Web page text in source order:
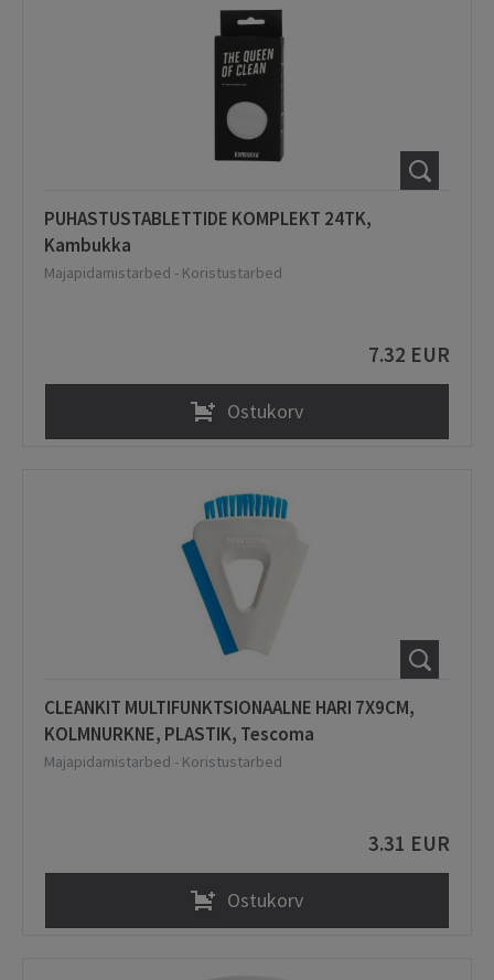
PUHASTUSTABLETTIDE KOMPLEKT 24TK,
Kambukka
Majapidamistarbed - Koristustarbed
7.32 EUR
Ostukorv
CLEANKIT MULTIFUNKTSIONAALNE HARI 7X9CM,
KOLMNURKNE, PLASTIK, Tescoma
Majapidamistarbed - Koristustarbed
3.31 EUR
Ostukorv